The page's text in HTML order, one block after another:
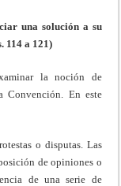
una solución a su
114 a 121)
la noción de
Convención. En este
o disputas. Las
de opiniones o
de una serie de